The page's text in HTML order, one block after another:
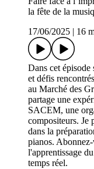
la fête de la
17/06/2025
16
Dans cet épisode
et défis
au Marché des
partage une
SACEM, une
compositeurs. Je
dans la
pianos.
l'apprentissage
temps réel.